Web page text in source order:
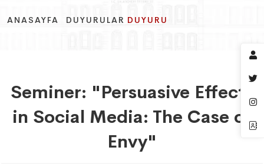
ANASAYFA DUYURULAR DUYURU
ANASAYFA DUYURULAR DUYURU
ANASAYFA DUYURULAR DUYURU
Seminer: "Persuasive Effects
in Social Media: The Case of
Envy"